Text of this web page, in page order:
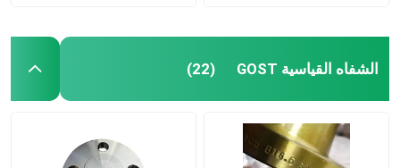
الشفاه القياسية GOST (22)